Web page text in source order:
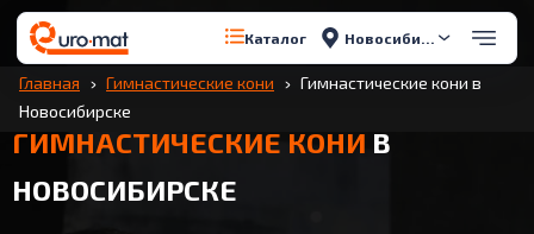
Каталог Новосибирск
Главная Гимнастические кони
Гимнастические кони в
Новосибирске
ГИМНАСТИЧЕСКИЕ КОНИ В
НОВОСИБИРСКЕ